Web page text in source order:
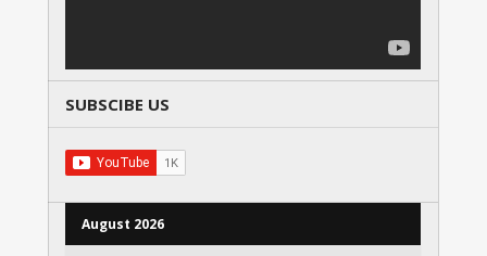
SUBSCIBE US
August 2026